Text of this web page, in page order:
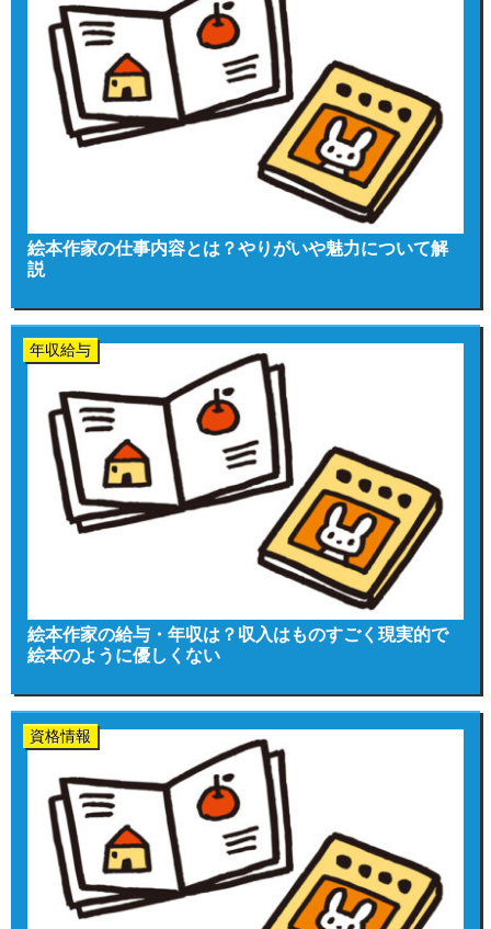
絵本作家の仕事内容とは？やりがいや魅力について解
説
年収給与
絵本作家の給与・年収は？収入はものすごく現実的で
絵本のように優しくない
資格情報